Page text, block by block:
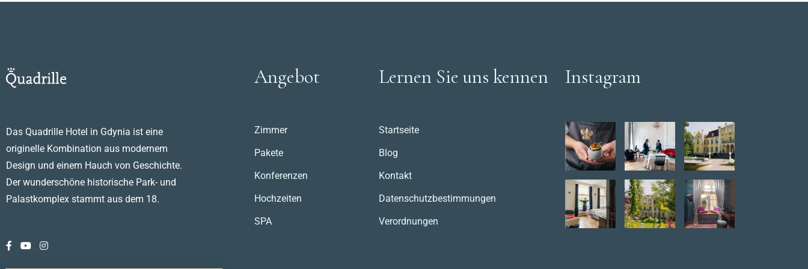
Das Quadrille Hotel in Gdynia ist eine
originelle Kombination aus modernem
Design und einem Hauch von Geschichte.
Der wunderschöne historische Park- und
Palastkomplex stammt aus dem 18.
Angebot
Zimmer
Pakete
Konferenzen
Hochzeiten
SPA
Lernen Sie uns kennen
Startseite
Blog
Kontakt
Datenschutzbestimmungen
Verordnungen
Instagram